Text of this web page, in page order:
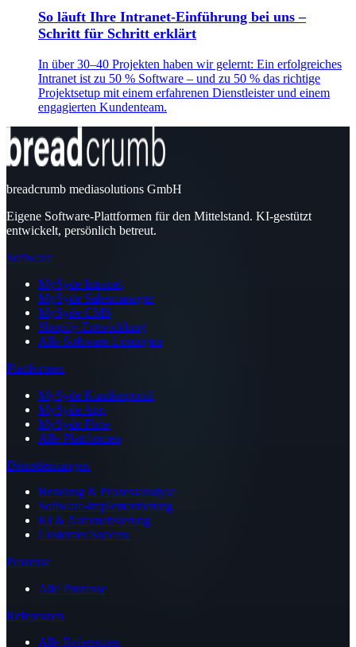
So läuft Ihre Intranet-Einführung bei uns –
Schritt für Schritt erklärt
In über 30–40 Projekten haben wir gelernt: Ein erfolgreiches
Intranet ist zu 50 % Software – und zu 50 % das richtige
Projektsetup mit einem erfahrenen Dienstleister und einem
engagierten Kundenteam.
breadcrumb mediasolutions GmbH
Eigene Software-Plattformen für den Mittelstand. KI-gestützt
entwickelt, persönlich betreut.
Software
MySyde Intranet
MySyde Salesmanager
MySyde CMS
Shopify-Entwicklung
Alle Software-Lösungen
Plattformen
MySyde Kundenportal
MySyde App
MySyde Flow
Alle Plattformen
Dienstleistungen
Beratung & Prozessanalyse
Software-Implementierung
KI & Automatisierung
Customer Success
Prozesse
Alle Prozesse
Referenzen
Alle Referenzen